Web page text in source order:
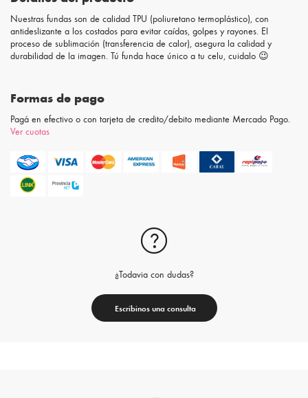
Nuestras fundas son de calidad TPU (poliuretano termoplástico), con
antideslizante a los costados para evitar caídas, golpes y rayones. El
proceso de sublimación (transferencia de calor), asegura la calidad y
durabilidad de la imagen. Tú funda hace único a tu celu, cuidalo 😉
Formas de pago
Pagá en efectivo o con tarjeta de credito/debito mediante Mercado Pago.
Ver cuotas
¿Todavia con dudas?
Escribinos una consulta